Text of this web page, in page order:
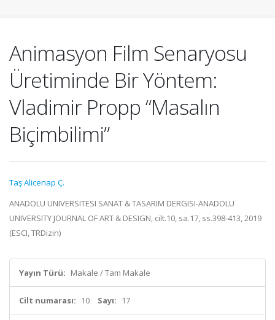
Animasyon Film Senaryosu
Üretiminde Bir Yöntem:
Vladimir Propp “Masalın
Biçimbilimi”
Taş Alicenap Ç.
ANADOLU UNIVERSITESI SANAT & TASARIM DERGISI-ANADOLU
UNIVERSITY JOURNAL OF ART & DESIGN, cilt.10, sa.17, ss.398-413, 2019
(ESCI, TRDizin)
Yayın Türü: Makale / Tam Makale
Cilt numarası: 10 Sayı: 17